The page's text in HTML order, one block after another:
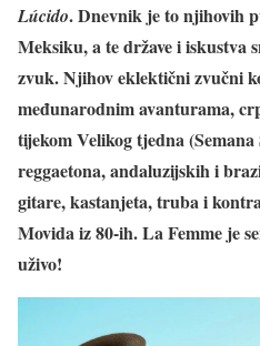
Lúcido. Dnevnik je to njihovih
Meksiku, a te države i iskustva
zvuk. Njihov eklektični zvučni
međunarodnim avanturama,
tijekom Velikog tjedna (Semana
reggaetona, andaluzijskih i
gitare, kastanjeta, truba i
Movida iz 80-ih. La Femme je
uživo!